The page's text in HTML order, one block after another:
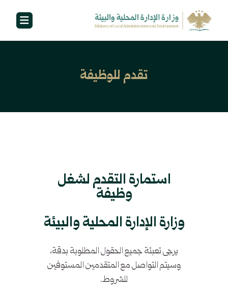
تقدم للوظيفة
استمارة التقدم لشغل
وظيفة
وزارة الإدارة المحلية والبيئة
يرجى تعبئة جميع الحقول المطلوبة بدقة،
وسيتم التواصل مع المتقدمين المستوفين
للشروط.